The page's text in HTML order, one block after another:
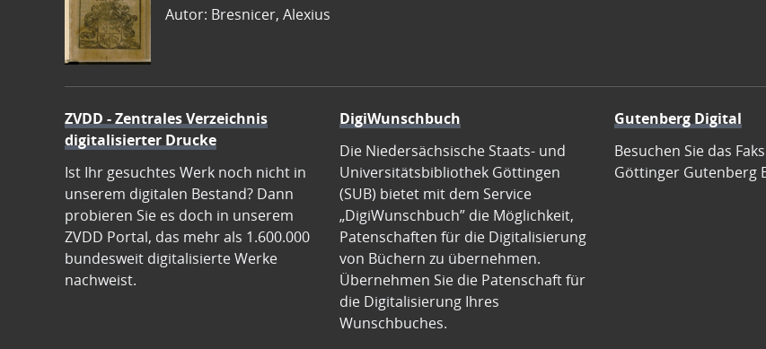
Autor: Bresnicer, Alexius
ZVDD - Zentrales Verzeichnis
digitalisierter Drucke
Ist Ihr gesuchtes Werk noch nicht in
unserem digitalen Bestand? Dann
probieren Sie es doch in unserem
ZVDD Portal, das mehr als 1.600.000
bundesweit digitalisierte Werke
nachweist.
DigiWunschbuch
Die Niedersächsische Staats- und
Universitätsbibliothek Göttingen
(SUB) bietet mit dem Service
„DigiWunschbuch” die Möglichkeit,
Patenschaften für die Digitalisierung
von Büchern zu übernehmen.
Übernehmen Sie die Patenschaft für
die Digitalisierung Ihres
Wunschbuches.
Gutenberg Digital
Besuchen Sie das
Göttinger Gutenberg